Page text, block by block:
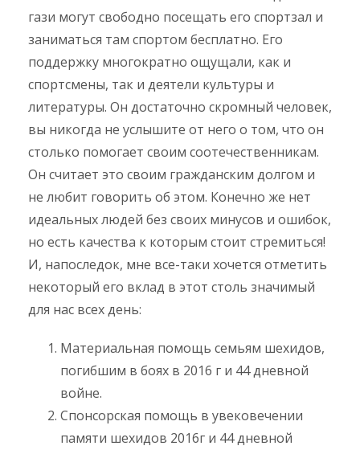
гази могут свободно посещать его спортзал и
заниматься там спортом бесплатно. Его
поддержку многократно ощущали, как и
спортсмены, так и деятели культуры и
литературы. Он достаточно скромный человек,
вы никогда не услышите от него о том, что он
столько помогает своим соотечественникам.
Он считает это своим гражданским долгом и
не любит говорить об этом. Конечно же нет
идеальных людей без своих минусов и ошибок,
но есть качества к которым стоит стремиться!
И, напоследок, мне все-таки хочется отметить
некоторый его вклад в этот столь значимый
для нас всех день:
Материальная помощь семьям шехидов,
погибшим в боях в 2016 г и 44 дневной
войне.
Спонсорская помощь в увековечении
памяти шехидов 2016г и 44 дневной